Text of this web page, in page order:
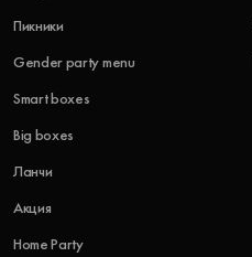
Пикники
Gender party menu
Smart boxes
Big boxes
Ланчи
Акция
Home Party